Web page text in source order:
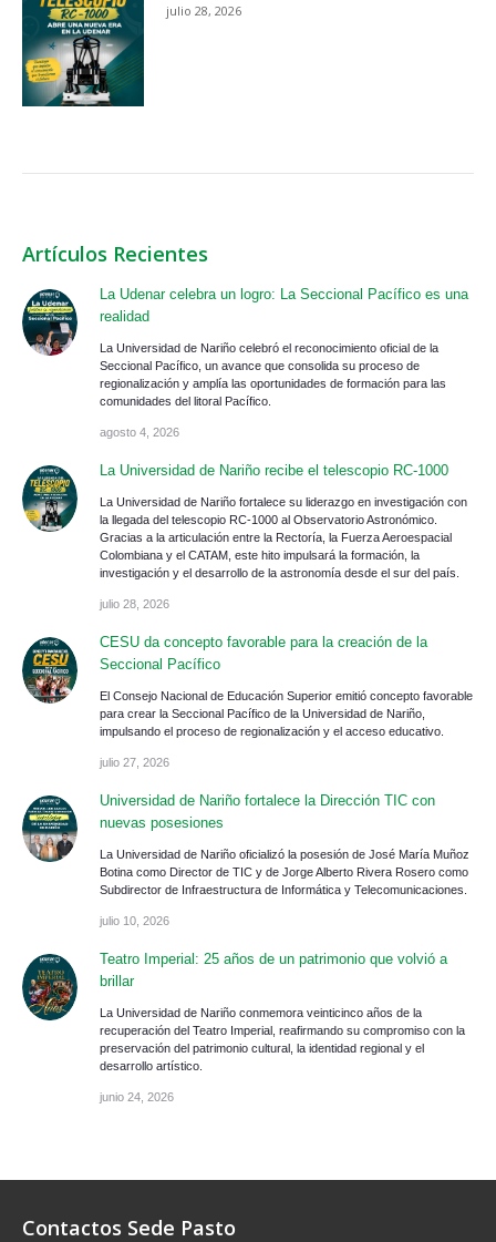
julio 28, 2026
Artículos Recientes
La Udenar celebra un logro: La Seccional Pacífico es una
realidad
La Universidad de Nariño celebró el reconocimiento oficial de la
Seccional Pacífico, un avance que consolida su proceso de
regionalización y amplía las oportunidades de formación para las
comunidades del litoral Pacífico.
agosto 4, 2026
La Universidad de Nariño recibe el telescopio RC-1000
La Universidad de Nariño fortalece su liderazgo en investigación con
la llegada del telescopio RC-1000 al Observatorio Astronómico.
Gracias a la articulación entre la Rectoría, la Fuerza Aeroespacial
Colombiana y el CATAM, este hito impulsará la formación, la
investigación y el desarrollo de la astronomía desde el sur del país.
julio 28, 2026
CESU da concepto favorable para la creación de la
Seccional Pacífico
El Consejo Nacional de Educación Superior emitió concepto favorable
para crear la Seccional Pacífico de la Universidad de Nariño,
impulsando el proceso de regionalización y el acceso educativo.
julio 27, 2026
Universidad de Nariño fortalece la Dirección TIC con
nuevas posesiones
La Universidad de Nariño oficializó la posesión de José María Muñoz
Botina como Director de TIC y de Jorge Alberto Rivera Rosero como
Subdirector de Infraestructura de Informática y Telecomunicaciones.
julio 10, 2026
Teatro Imperial: 25 años de un patrimonio que volvió a
brillar
La Universidad de Nariño conmemora veinticinco años de la
recuperación del Teatro Imperial, reafirmando su compromiso con la
preservación del patrimonio cultural, la identidad regional y el
desarrollo artístico.
junio 24, 2026
Contactos Sede Pasto